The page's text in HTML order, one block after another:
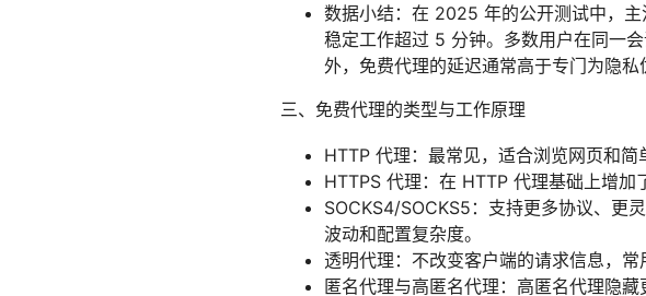
数据小结：在 2025 年的公开测试中，
稳定工作超过 5 分钟。多数用户在同一
外，免费代理的延迟通常高于专门为隐私
三、免费代理的类型与工作原理
HTTP 代理：最常见，适合浏览网页和
HTTPS 代理：在 HTTP 代理基础上增
SOCKS4/SOCKS5：支持更多协议、更
波动和配置复杂度。
透明代理：不改变客户端的请求信息，
匿名代理与高匿名代理：高匿名代理隐